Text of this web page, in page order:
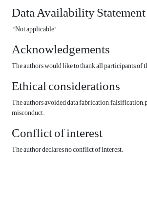
Data Availability Statement
“Not applicable”
Acknowledgements
The authors would like to thank all participants of
Ethical considerations
The authors avoided data fabrication, falsification,
misconduct.
Conflict of interest
The author declares no conflict of interest.